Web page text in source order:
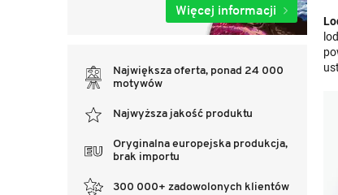
Więcej informacji
Największa oferta, ponad 24 000
motywów
Najwyższa jakość produktu
Oryginalna europejska produkcja,
brak importu
300 000+ zadowolonych klientów